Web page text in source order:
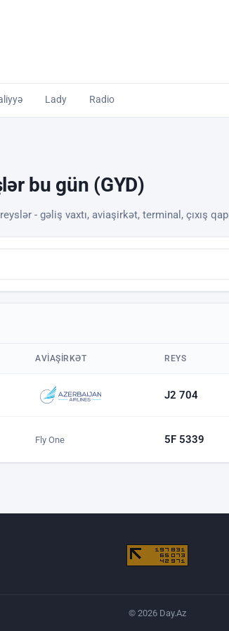
Lady Radio
bu gün (GYD)
reyslər - gəliş vaxtı, aviaşirkət, terminal, çıxış
AVIAŞIRKƏT REYS
J2 704
Fly One 5F 5339
© 2026 Day.Az